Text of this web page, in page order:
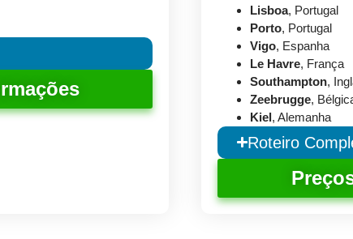
Lisboa, Portugal
Porto, Portugal
Vigo, Espanha
Le Havre, França
Southampton,
Zeebrugge,
Kiel, Alemanha
Roteiro